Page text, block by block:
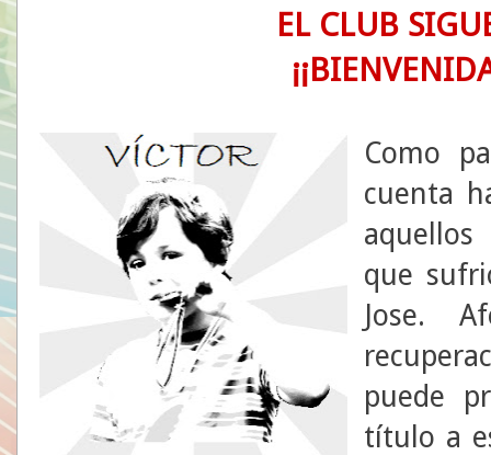
EL CLUB
Como
cuenta
que
Jose.
puede
título a